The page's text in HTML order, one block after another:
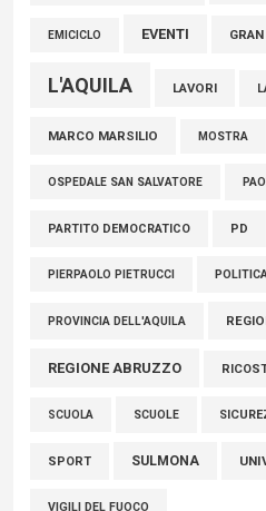
EMICICLO EVENTI
L'AQUILA LAVORI
MARCO MARSILIO MOSTRA
OSPEDALE SAN SALVATORE
PARTITO DEMOCRATICO PD
PIERPAOLO PIETRUCCI
PROVINCIA DELL'AQUILA
REGIONE ABRUZZO
SCUOLA SCUOLE
SPORT SULMONA
VIGILI DEL FUOCO